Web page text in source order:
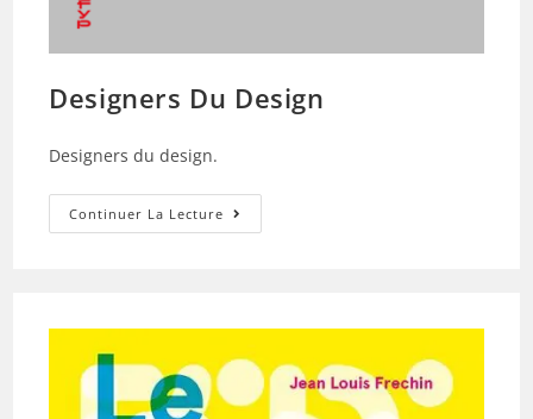
Designers Du Design
Designers du design.
Continuer La Lecture Designers
Du